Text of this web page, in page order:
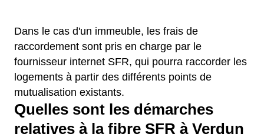
Dans le cas d'un immeuble, les frais de
raccordement sont pris en charge par le
fournisseur internet SFR, qui pourra raccorder les
logements à partir des différents points de
mutualisation existants.
Quelles sont les démarches
relatives à la fibre SFR à Verdun